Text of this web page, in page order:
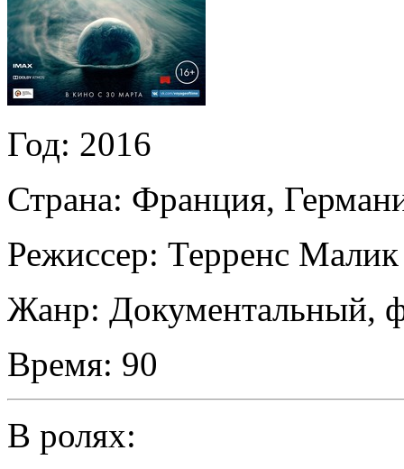
Год: 2016
Страна: Франция,
Режиссер: Терренс Малик
Жанр: Документальный,
Время: 90
В ролях: